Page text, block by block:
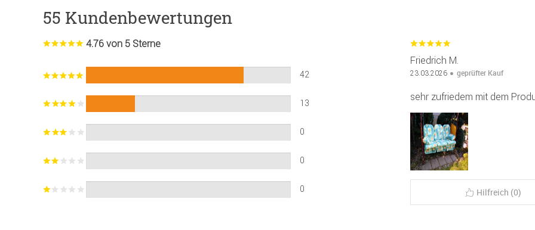
55 Kundenbewertungen
4.76 von 5 Sterne
42
13
0
0
0
Friedrich M.
23.03.2026 geprüfter Kauf
sehr zufriedem mit dem
Hilfreich (0)